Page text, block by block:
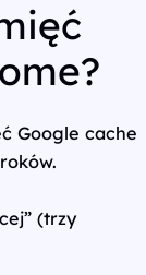
Google cache
(trzy